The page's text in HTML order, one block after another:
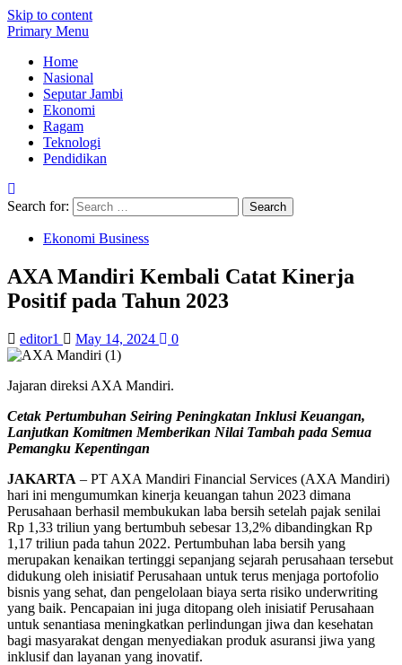
Skip to content
Primary Menu
Home
Nasional
Seputar Jambi
Ekonomi
Ragam
Teknologi
Pendidikan
Search for:
Ekonomi Business
AXA Mandiri Kembali Catat Kinerja
Positif pada Tahun 2023
editor1 May 14, 2024 0
Jajaran direksi AXA Mandiri.
Cetak Pertumbuhan Seiring Peningkatan Inklusi Keuangan,
Lanjutkan Komitmen Memberikan Nilai Tambah pada Semua
Pemangku Kepentingan
JAKARTA – PT AXA Mandiri Financial Services (AXA Mandiri)
hari ini mengumumkan kinerja keuangan tahun 2023 dimana
Perusahaan berhasil membukukan laba bersih setelah pajak senilai
Rp 1,33 triliun yang bertumbuh sebesar 13,2% dibandingkan Rp
1,17 triliun pada tahun 2022. Pertumbuhan laba bersih yang
merupakan kenaikan tertinggi sepanjang sejarah perusahaan tersebut
didukung oleh inisiatif Perusahaan untuk terus menjaga portofolio
bisnis yang sehat, dan pengelolaan biaya serta risiko underwriting
yang baik. Pencapaian ini juga ditopang oleh inisiatif Perusahaan
untuk senantiasa meningkatkan perlindungan jiwa dan kesehatan
bagi masyarakat dengan menyediakan produk asuransi jiwa yang
inklusif dan layanan yang inovatif.